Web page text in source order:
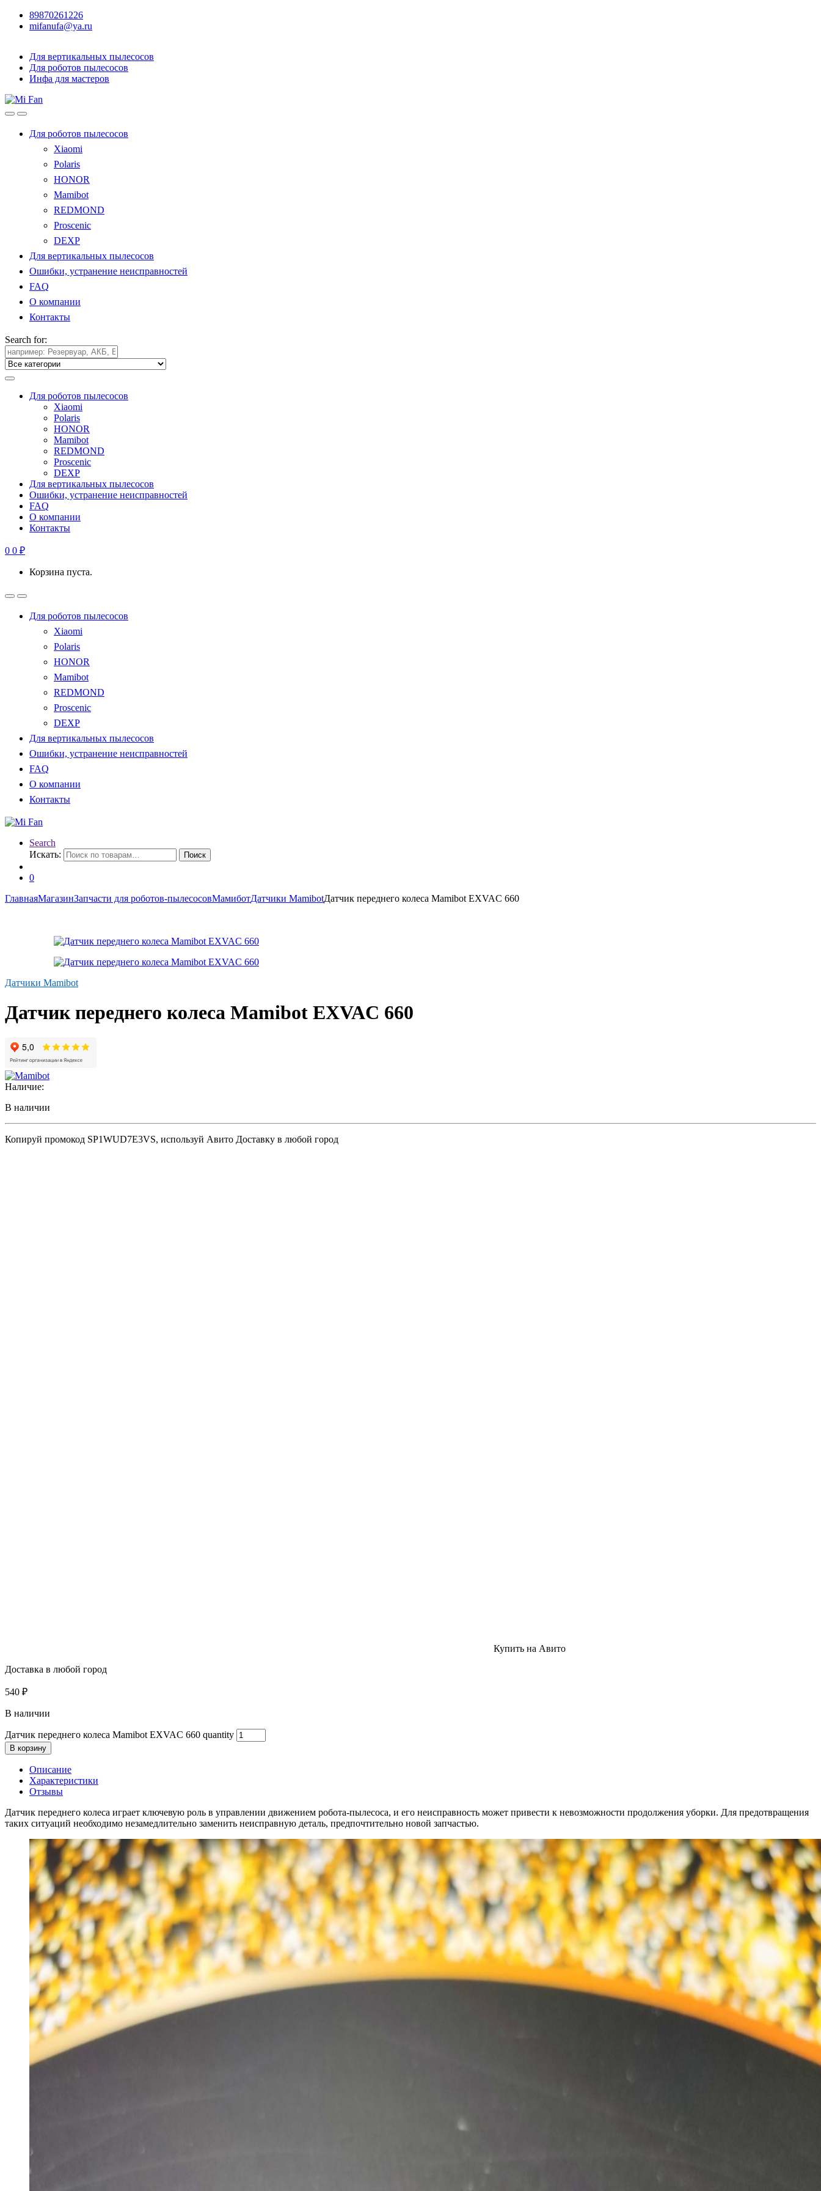
89870261226
mifanufa@ya.ru
Для вертикальных пылесосов
Для роботов пылесосов
Инфа для мастеров
Для роботов пылесосов
Xiaomi
Polaris
HONOR
Mamibot
REDMOND
Proscenic
DEXP
Для вертикальных пылесосов
Ошибки, устранение неисправностей
FAQ
О компании
Контакты
Search for:
Для роботов пылесосов
Xiaomi
Polaris
HONOR
Mamibot
REDMOND
Proscenic
DEXP
Для вертикальных пылесосов
Ошибки, устранение неисправностей
FAQ
О компании
Контакты
0 0 ₽
Корзина пуста.
Для роботов пылесосов
Xiaomi
Polaris
HONOR
Mamibot
REDMOND
Proscenic
DEXP
Для вертикальных пылесосов
Ошибки, устранение неисправностей
FAQ
О компании
Контакты
Search
Искать:
Поиск
0
ГлавнаяМагазинЗапчасти для роботов-пылесосовМамиботДатчики MamibotДатчик переднего колеса Mamibot EXVAC 660
Датчики Mamibot
Датчик переднего колеса Mamibot EXVAC 660
Наличие:
В наличии
Копируй промокод SP1WUD7E3VS, используй Авито Доставку в любой город
Купить на Авито
Доставка в любой город
540 ₽
В наличии
Датчик переднего колеса Mamibot EXVAC 660 quantity
В корзину
Описание
Характеристики
Отзывы
Датчик переднего колеса играет ключевую роль в управлении движением робота-пылесоса, и его неисправность может привести к невозможности продолжения уборки. Для предотвращения
таких ситуаций необходимо незамедлительно заменить неисправную деталь, предпочтительно новой запчастью.